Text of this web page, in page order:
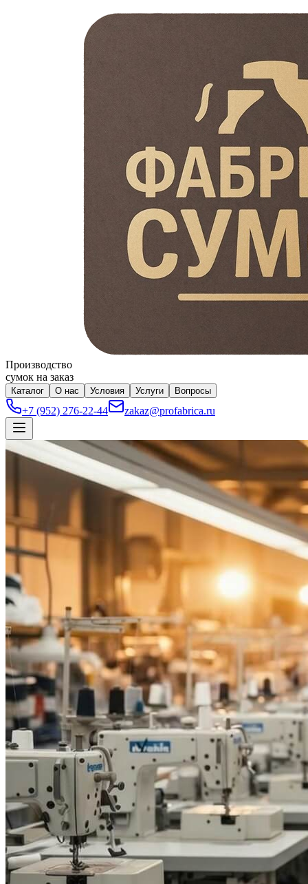
Производство
сумок на заказ
Каталог О нас Условия Услуги Вопросы
+7 (952) 276-22-44 zakaz@profabrica.ru